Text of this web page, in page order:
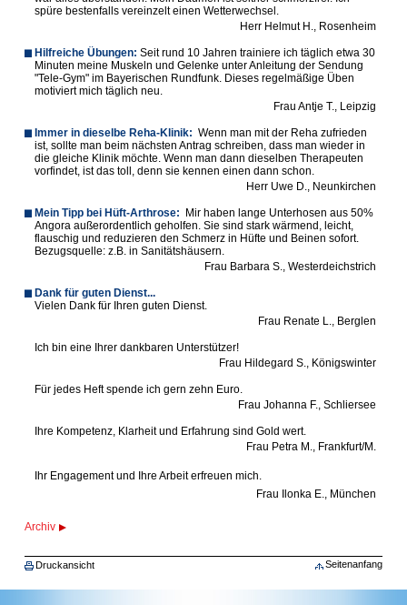
spüre bestenfalls vereinzelt einen Wetterwechsel.
Herr Helmut H., Rosenheim
Hilfreiche Übungen: Seit rund 10 Jahren trainiere ich täglich etwa 30
Minuten meine Muskeln und Gelenke unter Anleitung der Sendung
"Tele-Gym" im Bayerischen Rundfunk. Dieses regelmäßige Üben
motiviert mich täglich neu.
Frau Antje T., Leipzig
Immer in dieselbe Reha-Klinik: Wenn man mit der Reha zufrieden
ist, sollte man beim nächsten Antrag schreiben, dass man wieder in
die gleiche Klinik möchte. Wenn man dann dieselben Therapeuten
vorfindet, ist das toll, denn sie kennen einen dann schon.
Herr Uwe D., Neunkirchen
Mein Tipp bei Hüft-Arthrose:
Mir haben lange Unterhosen aus 50%
Angora außerordentlich geholfen. Sie sind stark wärmend, leicht,
flauschig und reduzieren den Schmerz in Hüfte und Beinen sofort.
Bezugsquelle: z.B. in Sanitätshäusern.
Frau Barbara S., Westerdeichstrich
Dank für guten Dienst...
Vielen Dank für Ihren guten Dienst.
Frau Renate L., Berglen
Ich bin eine Ihrer dankbaren Unterstützer!
Frau Hildegard S., Königswinter
Für jedes Heft spende ich gern zehn Euro.
Frau Johanna F., Schliersee
Ihre Kompetenz, Klarheit und Erfahrung sind Gold wert.
Frau Petra M., Frankfurt/M.
Ihr Engagement und Ihre Arbeit erfreuen mich.
Frau Ilonka E., München
Archiv
Seitenanfang
Druckansicht